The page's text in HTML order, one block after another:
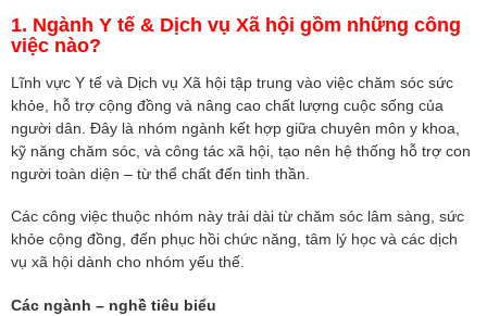
1. Ngành Y tế & Dịch vụ Xã hội gồm những công
việc nào?
Lĩnh vực Y tế và Dịch vụ Xã hội tập trung vào việc chăm sóc sức
khỏe, hỗ trợ cộng đồng và nâng cao chất lượng cuộc sống của
người dân. Đây là nhóm ngành kết hợp giữa chuyên môn y khoa,
kỹ năng chăm sóc, và công tác xã hội, tạo nên hệ thống hỗ trợ con
người toàn diện – từ thể chất đến tinh thần.
Các công việc thuộc nhóm này trải dài từ chăm sóc lâm sàng, sức
khỏe cộng đồng, đến phục hồi chức năng, tâm lý học và các dịch
vụ xã hội dành cho nhóm yếu thế.
Các ngành – nghề tiêu biểu